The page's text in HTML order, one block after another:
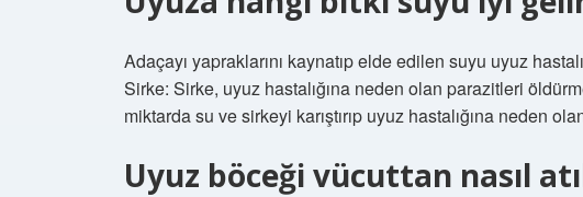
Adaçayı yapraklarını kaynatıp elde edilen suyu uyuz
Sirke: Sirke, uyuz hastalığına neden olan parazitleri
miktarda su ve sirkeyi karıştırıp uyuz hastalığına neden
Uyuz böceği vücuttan nasıl